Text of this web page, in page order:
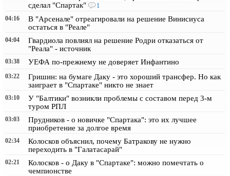
сделал "Спартак"
1
04:16
В "Арсенале" отреагировали на решение Винисиуса
остаться в "Реале"
04:04
Гвардиола повлиял на решение Родри отказаться от
"Реала" - источник
03:38 УЕФА по-прежнему не доверяет Инфантино
03:22
Гришин: на бумаге Даку - это хороший трансфер. Но как
заиграет в "Спартаке" никто не знает
03:10
У "Балтики" возникли проблемы с составом перед 3-м
туром РПЛ
03:03
Прудников - о новичке "Спартака": это их лучшее
приобретение за долгое время
02:34
Колосков объяснил, почему Батракову не нужно
переходить в "Галатасарай"
02:21
Колосков - о Даку в "Спартаке": можно помечтать о
чемпионстве